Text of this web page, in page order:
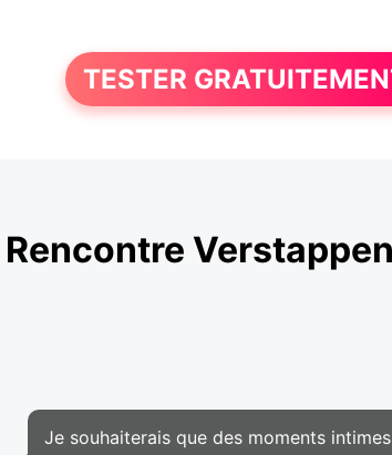
TESTER
Rencontre
Je souhaiterais que des moments